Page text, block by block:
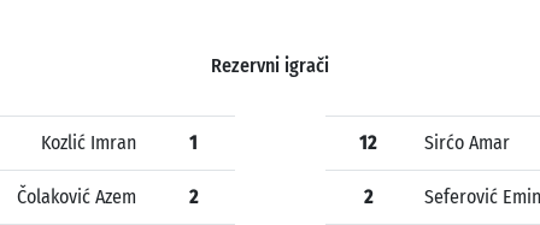
Rezervni igrači
Kozlić Imran 1
Čolaković Azem 2
12 Sirćo Amar
2 Seferović Emin